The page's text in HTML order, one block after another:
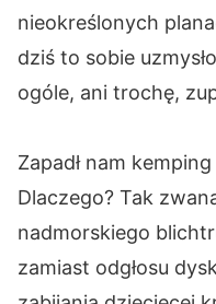
nieokreślonych
dziś to sobie
ogóle, ani trochę,
Zapadł nam
Dlaczego? Tak
nadmorskiego
zamiast odgłosu